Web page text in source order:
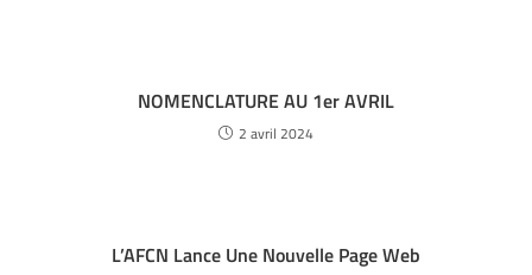
NOMENCLATURE AU 1er AVRIL
2 avril 2024
L’AFCN Lance Une Nouvelle Page Web